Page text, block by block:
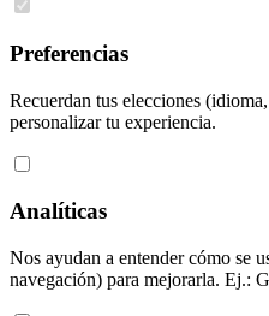
Preferencias
Recuerdan tus elecciones
personalizar tu experiencia.
Analíticas
Nos ayudan a entender cómo se
navegación) para mejorarla. Ej.: